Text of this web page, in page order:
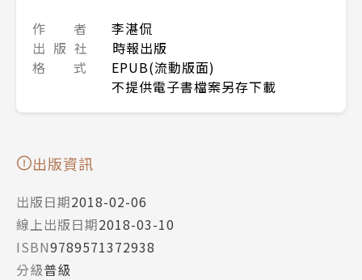
作 者
李湛侃
出 版 社
時報出版
格 式
EPUB(流動版面)
不提供電子書檔案另存下載
出版資訊
出版日期2018-02-06
線上出版日期2018-03-10
ISBN9789571372938
分級普級